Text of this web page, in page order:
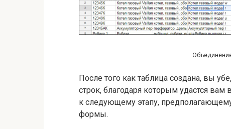
После того как таблица создана, вы
строк, благодаря которым удастся
к следующему этапу,
формы.